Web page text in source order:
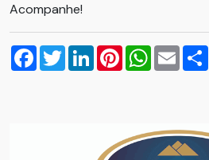
Acompanhe!
Facebook
TwitterLinkedInPinterestWhatsApp
Email